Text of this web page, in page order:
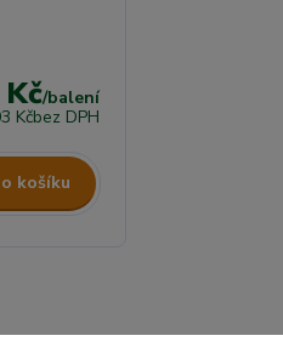
/balení
Kčbez DPH
košíku